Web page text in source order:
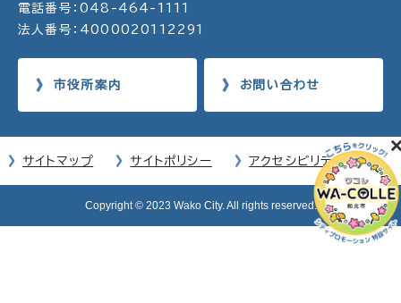
電話番号：048-464-1111
法人番号：4000020112291
市役所案内 お問い合わせ
サイトマップ サイトポリシー アクセシビリティ方針
Copyright © 2023 Wako City. All rights reserved.